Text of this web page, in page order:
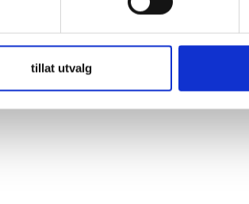
tillat utvalg
mycket god kvalitet från erkända EnerSys
kan också användas till båtar, stugor och